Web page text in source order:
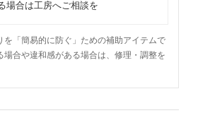
場合は工房へご相談を
「簡易的に防ぐ」ための補助アイテムで
場合や違和感がある場合は、修理・調整を